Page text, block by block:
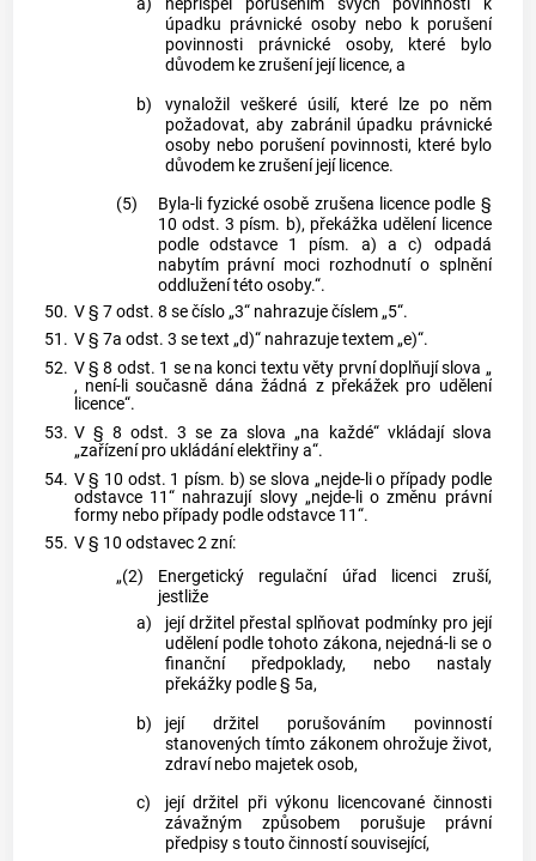
a)
nepřispěl porušením svých povinností k
úpadku právnické osoby nebo k porušení
povinnosti právnické osoby, které bylo
důvodem ke zrušení její licence, a
b)
vynaložil veškeré úsilí, které lze po něm
požadovat, aby zabránil úpadku právnické
osoby nebo porušení povinnosti, které bylo
důvodem ke zrušení její licence.
(5)
Byla-li fyzické osobě zrušena licence podle §
10 odst. 3 písm. b), překážka udělení licence
podle odstavce 1 písm. a) a c) odpadá
nabytím právní moci rozhodnutí o splnění
oddlužení této osoby.“.
50. V § 7 odst. 8 se číslo „3“ nahrazuje číslem „5“.
51. V § 7a odst. 3 se text „d)“ nahrazuje textem „e)“.
52. V § 8 odst. 1 se na konci textu věty první doplňují slova „
, není-li současně dána žádná z překážek pro udělení
licence“.
53. V § 8 odst. 3 se za slova „na každé“ vkládají slova
„zařízení pro ukládání elektřiny a“.
54. V § 10 odst. 1 písm. b) se slova „nejde-li o případy podle
odstavce 11“ nahrazují slovy „nejde-li o změnu právní
formy nebo případy podle odstavce 11“.
55. V § 10 odstavec 2 zní:
„(2)
Energetický regulační úřad licenci zruší,
jestliže
a)
její držitel přestal splňovat podmínky pro její
udělení podle tohoto zákona, nejedná-li se o
finanční předpoklady, nebo nastaly
překážky podle § 5a,
b)
její držitel porušováním povinností
stanovených tímto zákonem ohrožuje život,
zdraví nebo majetek osob,
c)
její držitel při výkonu licencované činnosti
závažným způsobem porušuje právní
předpisy s touto činností související,